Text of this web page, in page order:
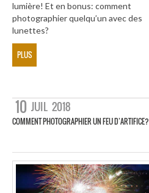
lumière! Et en bonus: comment
photographier quelqu’un avec des
lunettes?
PLUS
10 JUIL 2018
COMMENT PHOTOGRAPHIER UN FEU D’ARTIFICE?